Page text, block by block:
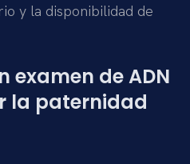
y la disponibilidad de
examen de ADN
la paternidad